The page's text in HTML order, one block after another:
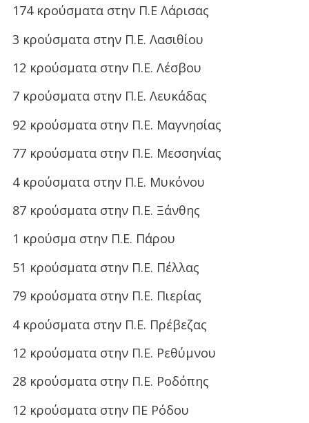
174 κρούσματα στην Π.Ε Λάρισας
3 κρούσματα στην Π.Ε. Λασιθίου
12 κρούσματα στην Π.Ε. Λέσβου
7 κρούσματα στην Π.Ε. Λευκάδας
92 κρούσματα στην Π.Ε. Μαγνησίας
77 κρούσματα στην Π.Ε. Μεσσηνίας
4 κρούσματα στην Π.Ε. Μυκόνου
87 κρούσματα στην Π.Ε. Ξάνθης
1 κρούσμα στην Π.Ε. Πάρου
51 κρούσματα στην Π.Ε. Πέλλας
79 κρούσματα στην Π.Ε. Πιερίας
4 κρούσματα στην Π.Ε. Πρέβεζας
12 κρούσματα στην Π.Ε. Ρεθύμνου
28 κρούσματα στην Π.Ε. Ροδόπης
12 κρούσματα στην ΠΕ Ρόδου